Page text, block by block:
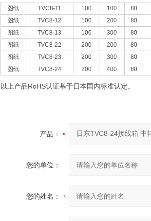
图纸
TVC8-11 100 100 80
图纸
TVC8-12 100 200 80
图纸
TVC8-13 100 300 80
图纸
TVC8-22 200 200 80
图纸
TVC8-23 200 300 80
图纸
TVC8-24 200 400 80
以上产品RoHS认证基于日本国内标准认定。
产品：
您的单位：
您的姓名：